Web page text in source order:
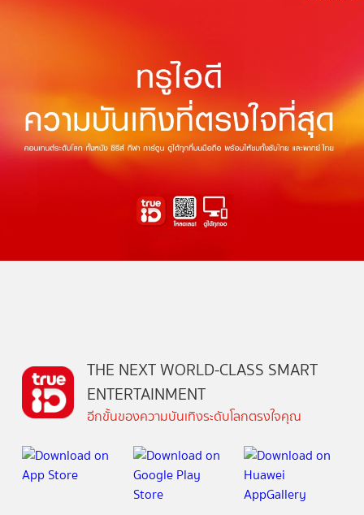
THE NEXT WORLD-CLASS SMART
ENTERTAINMENT
อีกขั้นของความบันเทิงระดับโลกตรงใจคุณ